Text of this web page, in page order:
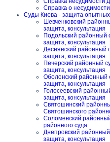
Справка о
Суды Киева - защита опытных
Шевченковский
защита, консультация
Подольский районный
защита, консультация
Деснянский районный
защита, консультация
Печерский районный
защита, консультация
Оболонский районный
защита, консультация
Голосеевский
защита, консультация
Святошинский
Святошинского
Соломенский
районного суда
Днепровский
защита, консультация